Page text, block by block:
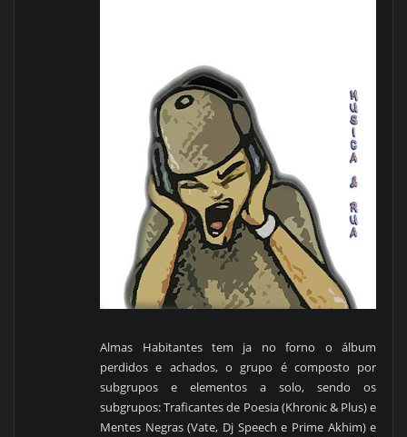
Almas Habitantes tem ja no forno o álbum
perdidos e achados, o grupo é composto por
subgrupos e elementos a solo, sendo os
subgrupos: Traficantes de Poesia (Khronic & Plus) e
Mentes Negras (Vate, Dj Speech e Prime Akhim) e